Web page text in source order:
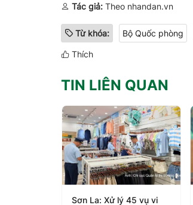
Tác giả: Theo nhandan.vn
Từ khóa: Bộ Quốc phòng
Thích
TIN LIÊN QUAN
Việt Nam - Hoa Kỳ: Thúc